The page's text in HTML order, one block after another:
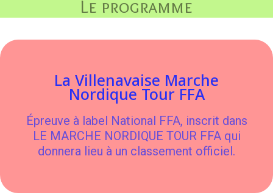
Le programme
La Villenavaise Marche
Nordique Tour FFA
Épreuve à label National FFA, inscrit dans
LE MARCHE NORDIQUE TOUR FFA qui
donnera lieu à un classement officiel.